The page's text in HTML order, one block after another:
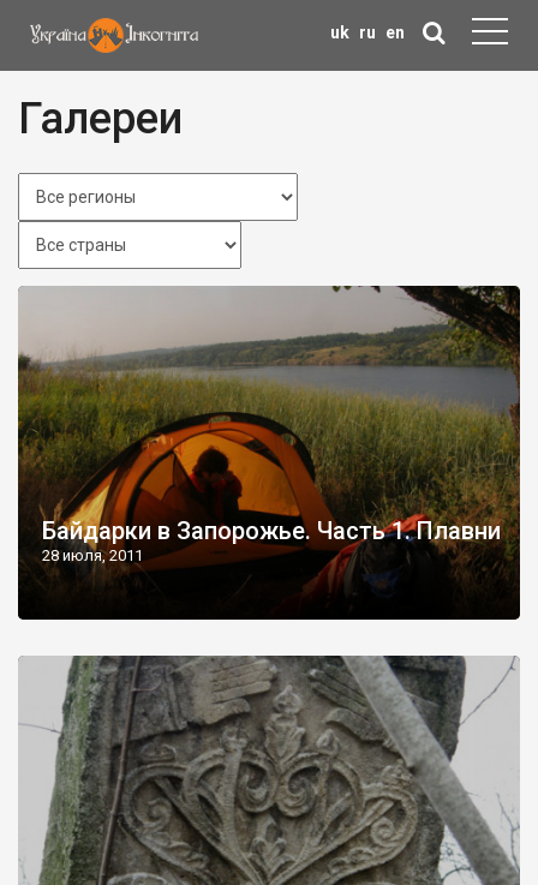
uk ru en
Галереи
Байдарки в Запорожье. Часть 1. Плавни
28 июля, 2011